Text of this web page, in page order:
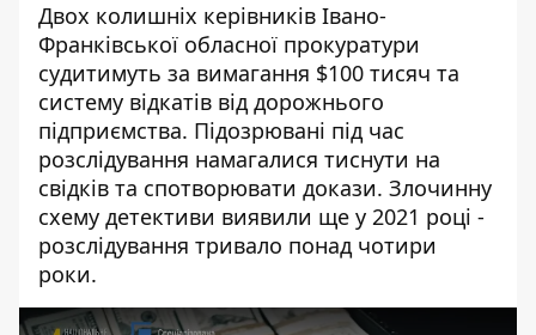
Двох колишніх керівників Івано-
Франківської обласної прокуратури
судитимуть за вимагання $100 тисяч та
систему відкатів від дорожнього
підприємства. Підозрювані під час
розслідування намагалися тиснути на
свідків та спотворювати докази. Злочинну
схему детективи виявили ще у 2021 році -
розслідування тривало понад чотири
роки.